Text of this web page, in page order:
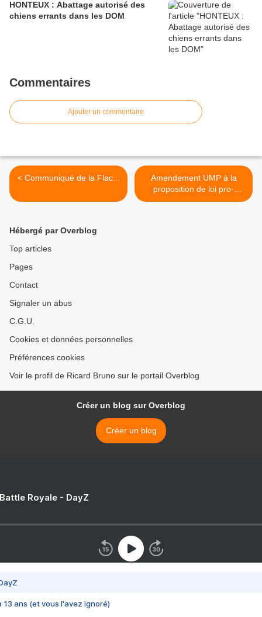
HONTEUX : Abattage autorisé des
chiens errants dans les DOM
Commentaires
Ajouter un commentaire
< Communiqué de la Flac...
Amendement UMP à la
proposition de loi pro-
chasse... >
Hébergé par Overblog
Top articles
Pages
Contact
Signaler un abus
C.G.U.
Cookies et données personnelles
Préférences cookies
Voir le profil de Ricard Bruno sur le portail Overblog
Créer un blog sur Overblog
Créer un blog
Royale - DayZ
13 ans (et vous l'avez ignoré)